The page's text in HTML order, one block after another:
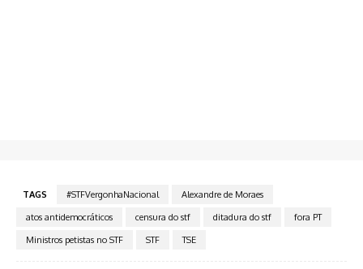
TAGS #STFVergonhaNacional
Alexandre de Moraes
atos antidemocráticos
censura do stf ditadura do stf
fora PT
Ministros petistas no STF
STF TSE